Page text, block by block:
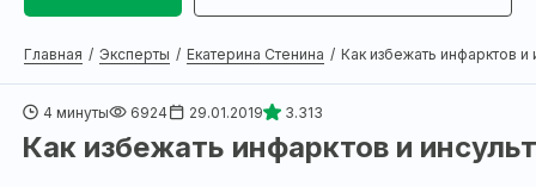
Главная Эксперты Екатерина Стенина Как избежать инфарктов и
4 минуты 6924 29.01.2019 3.313
Как избежать инфарктов и